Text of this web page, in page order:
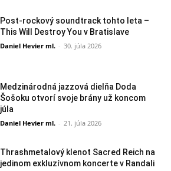
Post-rockový soundtrack tohto leta –
This Will Destroy You v Bratislave
Daniel Hevier ml. - 30. júla 2026
Medzinárodná jazzová dielňa Doda
Šošoku otvorí svoje brány už koncom
júla
Daniel Hevier ml. - 21. júla 2026
Thrashmetalový klenot Sacred Reich na
jedinom exkluzívnom koncerte v Randali